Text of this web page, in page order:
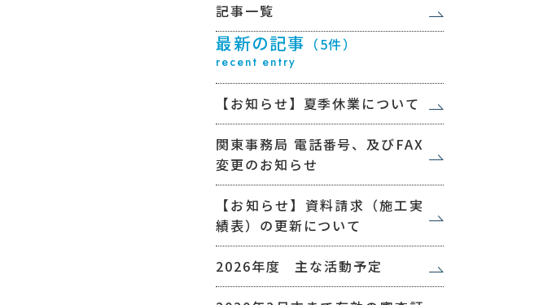
記事一覧
最新の記事 （5件）
recent entry
【お知らせ】夏季休業について
関東事務局 電話番号、及びFAX
変更のお知らせ
【お知らせ】資料請求（施工実
績表）の更新について
2026年度 主な活動予定